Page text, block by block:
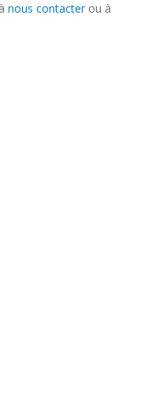
nous contacterou à